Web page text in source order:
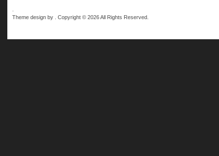
Theme design by . Copyright © 2026 All Rights Reserved.